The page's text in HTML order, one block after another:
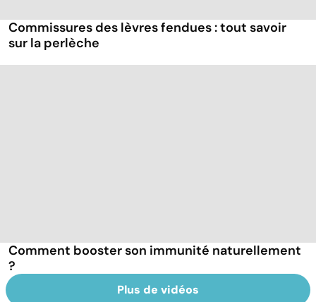
Commissures des lèvres fendues : tout savoir
sur la perlèche
Comment booster son immunité naturellement
?
Plus de vidéos